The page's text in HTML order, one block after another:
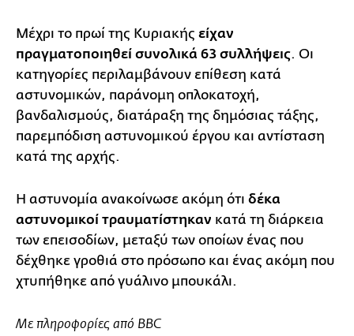
Μέχρι το πρωί της Κυριακής είχαν
πραγματοποιηθεί συνολικά 63 συλλήψεις. Οι
κατηγορίες περιλαμβάνουν επίθεση κατά
αστυνομικών, παράνομη οπλοκατοχή,
βανδαλισμούς, διατάραξη της δημόσιας τάξης,
παρεμπόδιση αστυνομικού έργου και αντίσταση
κατά της αρχής.
Η αστυνομία ανακοίνωσε ακόμη ότι δέκα
αστυνομικοί τραυματίστηκαν κατά τη διάρκεια
των επεισοδίων, μεταξύ των οποίων ένας που
δέχθηκε γροθιά στο πρόσωπο και ένας ακόμη που
χτυπήθηκε από γυάλινο μπουκάλι.
Με πληροφορίες από BBC